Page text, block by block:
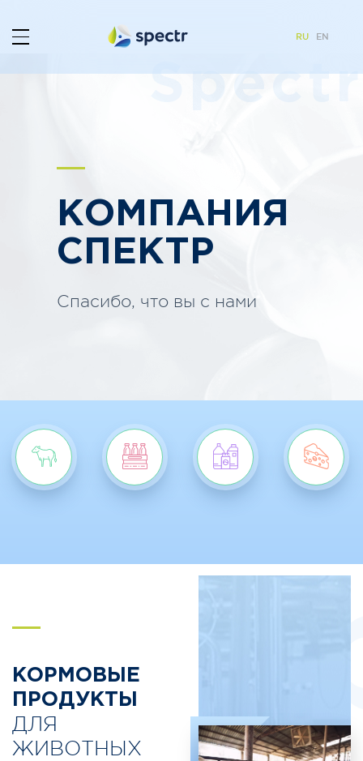
RU EN
Spectr
КОМПАНИЯ
СПЕКТР
Спасибо, что вы с нами
КОРМОВЫЕ
ПРОДУКТЫ
ДЛЯ
ЖИВОТНЫХ